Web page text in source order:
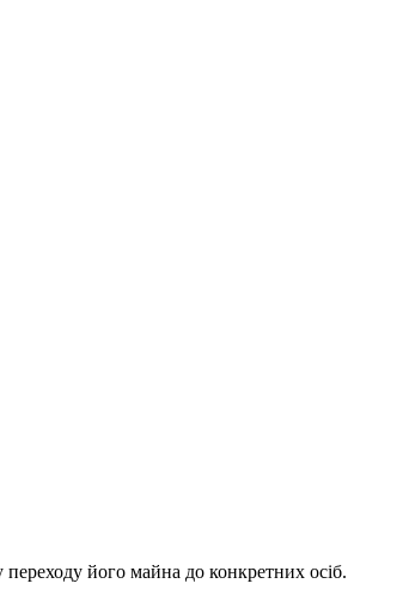
його майна до конкретних осіб.